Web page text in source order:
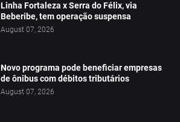
Linha Fortaleza x Serra do Félix, via
Beberibe, tem operação suspensa
August 07, 2026
Novo programa pode beneficiar empresas
de ônibus com débitos tributários
August 07, 2026